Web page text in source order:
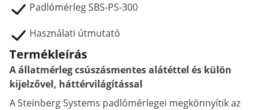
Padlómérleg SBS-PS-300
Használati útmutató
Termékleírás
A állatmérleg csúszásmentes alátéttel és külön
kijelzővel, háttérvilágítással
A Steinberg Systems padlómérlegei megkönnyítik az